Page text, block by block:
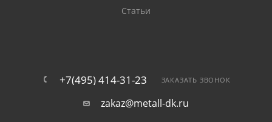
Статьи
+7(495) 414-31-23 ЗАКАЗАТЬ ЗВОНОК
zakaz@metall-dk.ru